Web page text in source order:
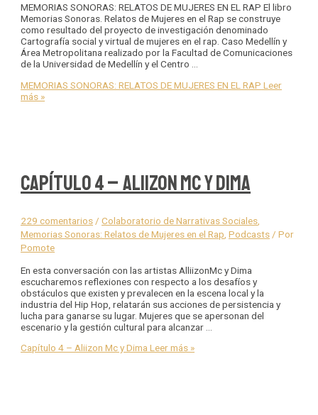
MEMORIAS SONORAS: RELATOS DE MUJERES EN EL RAP El libro
Memorias Sonoras. Relatos de Mujeres en el Rap se construye
como resultado del proyecto de investigación denominado
Cartografía social y virtual de mujeres en el rap. Caso Medellín y
Área Metropolitana realizado por la Facultad de Comunicaciones
de la Universidad de Medellín y el Centro …
MEMORIAS SONORAS: RELATOS DE MUJERES EN EL RAP Leer
más »
Capítulo 4 – Aliizon Mc y Dima
229 comentarios /Colaboratorio de Narrativas Sociales
Memorias Sonoras: Relatos de Mujeres en el Rap ,Podcasts / Por
Pomote
En esta conversación con las artistas AlliizonMc y Dima
escucharemos reflexiones con respecto a los desafíos y
obstáculos que existen y prevalecen en la escena local y la
industria del Hip Hop, relatarán sus acciones de persistencia y
lucha para ganarse su lugar. Mujeres que se apersonan del
escenario y la gestión cultural para alcanzar …
Capítulo 4 – Aliizon Mc y Dima Leer más »